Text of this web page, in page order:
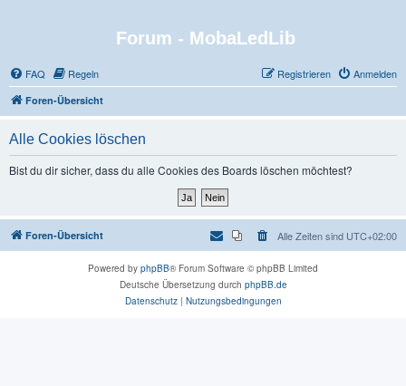
Forum - MobaLedLib
FAQ Regeln Anmelden
Registrieren
Foren-Übersicht
Alle Cookies löschen
Bist du dir sicher, dass du alle Cookies des Boards löschen möchtest?
Foren-Übersicht Alle Zeiten sind UTC+02:00
Powered by phpBB® Forum Software © phpBB Limited
Deutsche Übersetzung durch phpBB.de
Datenschutz| Nutzungsbedingungen